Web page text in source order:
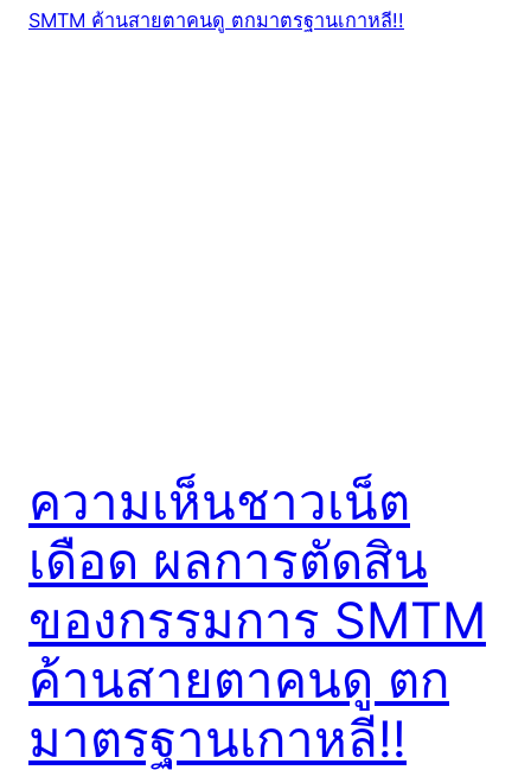
ความเห็นชาวเน็ต
เดือด ผลการตัดสิน
ของกรรมการ SMTM
ค้านสายตาคนดู ตก
มาตรฐานเกาหลี!!